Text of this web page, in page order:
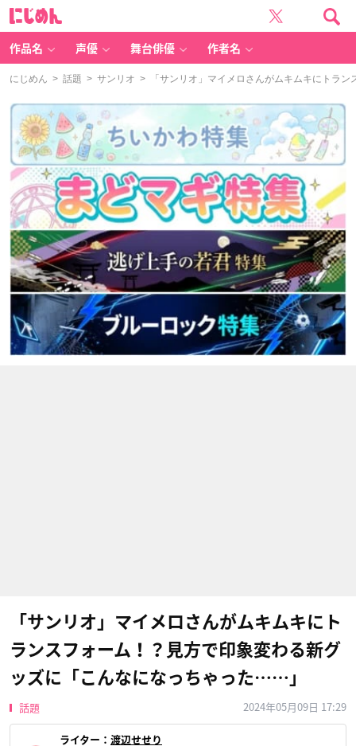
作品名 声優 舞台俳優 作者名
にじめん > 話題 > サンリオ > 「サンリオ」マイメロさんがムキムキにトラ
「サンリオ」マイメロさんがムキムキにト
ランスフォーム！？見方で印象変わる新グ
ッズに「こんなになっちゃった……」
話題 2024年05月09日 17:29
ライター： 渡辺せせり